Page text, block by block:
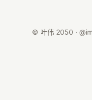
© 叶伟 2050 ·